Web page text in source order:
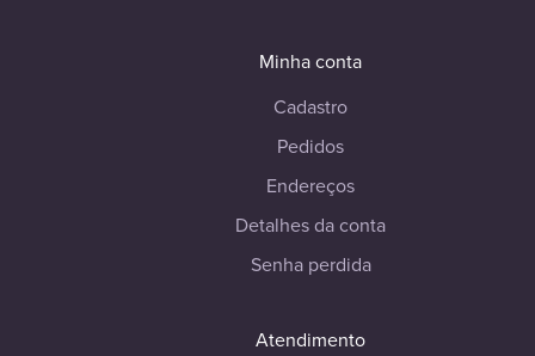
Minha conta
Cadastro
Pedidos
Endereços
Detalhes da conta
Senha perdida
Atendimento